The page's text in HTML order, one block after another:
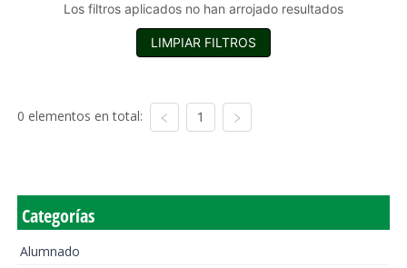
Los filtros aplicados no han arrojado resultados
LIMPIAR FILTROS
0 elementos en total: 1
Categorías
Alumnado